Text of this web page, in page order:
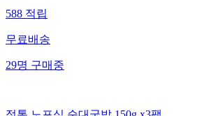
588적립
무료배송
29명구매중